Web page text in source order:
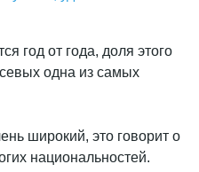
год от года, доля этого
одна из самых